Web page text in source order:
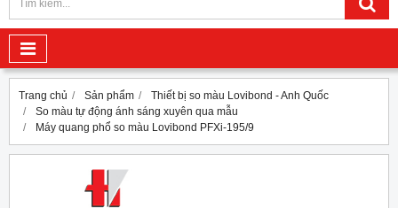
Trang chủ Sản phẩm
Thiết bị so màu Lovibond - Anh Quốc
So màu tự động ánh sáng xuyên qua mẫu
Máy quang phổ so màu Lovibond PFXi-195/9